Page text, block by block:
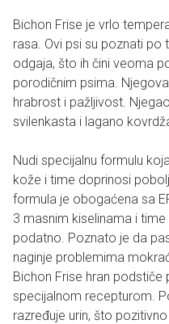
Bichon Frise je vrlo
rasa. Ovi psi su poznati
odgaja, što ih čini veoma
porodičnim psima.
hrabrost i pažljivost.
svilenkasta i lagano
Nudi specijalnu formulu
kože i time doprinosi
formula je obogaćena sa
3 masnim kiselinama i
podatno. Poznato je da
naginje problemima
Bichon Frise hran
specijalnom recepturom.
razređuje urin, što